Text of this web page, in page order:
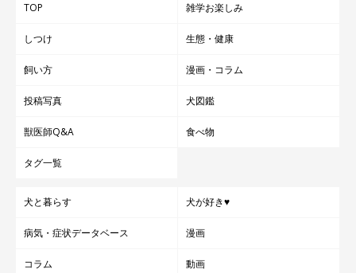
TOP 雑学お楽しみ
しつけ 生態・健康
飼い方 漫画・コラム
投稿写真 犬図鑑
獣医師Q&A 食べ物
タグ一覧
犬と暮らす 犬が好き♥
病気・症状データベース 漫画
コラム 動画